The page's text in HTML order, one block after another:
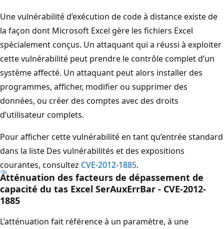
Une vulnérabilité d’exécution de code à distance existe de
la façon dont Microsoft Excel gère les fichiers Excel
spécialement conçus. Un attaquant qui a réussi à exploiter
cette vulnérabilité peut prendre le contrôle complet d’un
système affecté. Un attaquant peut alors installer des
programmes, afficher, modifier ou supprimer des
données, ou créer des comptes avec des droits
d’utilisateur complets.
Pour afficher cette vulnérabilité en tant qu’entrée standard
dans la liste Des vulnérabilités et des expositions
courantes, consultez CVE-2012-1885.
Atténuation des facteurs de dépassement de
capacité du tas Excel SerAuxErrBar - CVE-2012-
1885
L’atténuation fait référence à un paramètre, à une